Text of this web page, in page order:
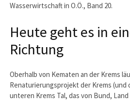
Wasserwirtschaft in O.Ö., Band 20.
Heute geht es in
Richtung
Oberhalb von Kematen an der Krems
Renaturierungsprojekt der Krems (und
unteren Krems Tal, das von Bund, Land